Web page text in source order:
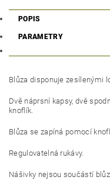
POPIS
PARAMETRY
Blůza disponuje zesílenými
Dvě náprsní kapsy, dvě
knoflík.
Blůza se zapíná pomocí
Regulovatelná rukávy.
Nášivky nejsou součástí